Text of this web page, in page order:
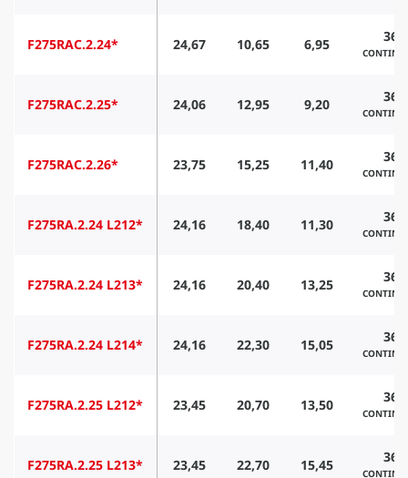
F275RAC.2.24* 24,67 10,65 6,95 360
F275RAC.2.25* 24,06 12,95 9,20 360
F275RAC.2.26* 23,75 15,25 11,40 360
F275RA.2.24 L212* 24,16 18,40 11,30 360
F275RA.2.24 L213* 24,16 20,40 13,25 360
F275RA.2.24 L214* 24,16 22,30 15,05 360
F275RA.2.25 L212* 23,45 20,70 13,50 360
F275RA.2.25 L213* 23,45 22,70 15,45 360